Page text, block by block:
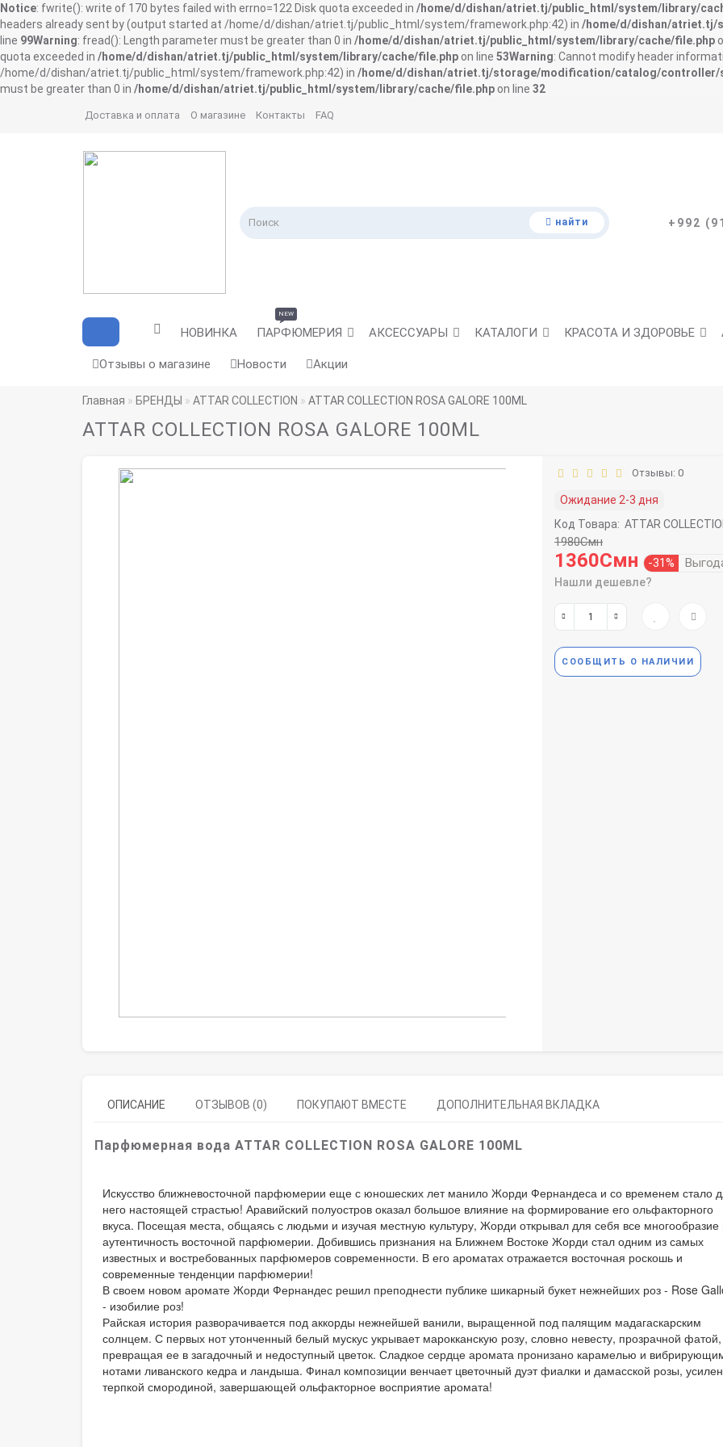
Notice: fwrite(): write of 170 bytes failed with errno=122 Disk quota exceeded in /home/d/dishan/atriet.tj/public_html/system/library/
headers already sent by (output started at /home/d/dishan/atriet.tj/public_html/system/framework.php:42) in /home/d/dishan/
line 99Warning: fread(): Length parameter must be greater than 0 in /home/d/dishan/atriet.tj/public_html/system/library/cache/file.php
quota exceeded in /home/d/dishan/atriet.tj/public_html/system/library/cache/file.php on line 53Warning: Cannot modify header
/home/d/dishan/atriet.tj/public_html/system/framework.php:42) in /home/d/dishan/atriet.tj/storage/modification/catalog/controller/
must be greater than 0 in /home/d/dishan/atriet.tj/public_html/system/library/cache/file.php on line 32
Доставка и оплата О магазине Контакты FAQ
найти +992
НОВИНКА ПАРФЮМЕРИЯ
NEW
АКСЕССУАРЫ КАТАЛОГИ КРАСОТА И ЗДОРОВЬЕ
Отзывы о магазине Новости Акции
Главная БРЕНДЫ ATTAR COLLECTION ATTAR COLLECTION ROSA GALORE 100ML
ATTAR COLLECTION ROSA GALORE 100ML
Отзывы: 0
Ожидание 2-3 дня
Код Товара: ATTAR
1980Смн
1360Смн -31%
Нашли дешевле?
СООБЩИТЬ О НАЛИЧИИ
ОПИСАНИЕ ОТЗЫВОВ (0) ПОКУПАЮТ ВМЕСТЕ ДОПОЛНИТЕЛЬНАЯ ВКЛАДКА
Парфюмерная вода ATTAR COLLECTION ROSA GALORE 100ML
Искусство ближневосточной парфюмерии еще с юношеских лет манило Жорди Фернандеса и со временем стало
него настоящей страстью! Аравийский полуостров оказал большое влияние на формирование его ольфакторного
вкуса. Посещая места, общаясь с людьми и изучая местную культуру, Жорди открывал для себя все многообразие
аутентичность восточной парфюмерии. Добившись признания на Ближнем Востоке Жорди стал одним из самых
известных и востребованных парфюмеров современности. В его ароматах отражается восточная роскошь и
современные тенденции парфюмерии!
В своем новом аромате Жорди Фернандес решил преподнести публике шикарный букет нежнейших роз - Rose
- изобилие роз!
Райская история разворачивается под аккорды нежнейшей ванили, выращенной под палящим мадагаскарским
солнцем. С первых нот утонченный белый мускус укрывает марокканскую розу, словно невесту, прозрачной фатой,
превращая ее в загадочный и недоступный цветок. Сладкое сердце аромата пронизано карамелью и
нотами ливанского кедра и ландыша. Финал композиции венчает цветочный дуэт фиалки и дамасской розы,
терпкой смородиной, завершающей ольфакторное восприятие аромата!